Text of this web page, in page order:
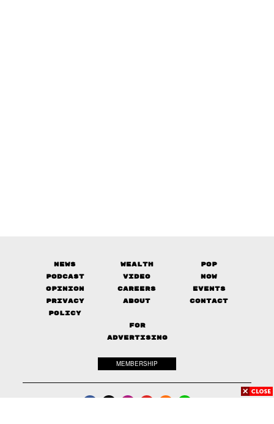
News Wealth
Pop
Podcast
Video
Now
Opinion
Careers
Events
Privacy
Policy
About Contact
FOR
ADVERTISING
MEMBERSHIP